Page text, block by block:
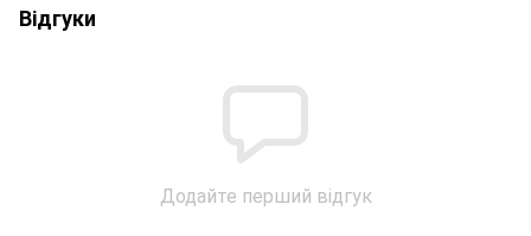
Відгуки
Додайте перший відгук